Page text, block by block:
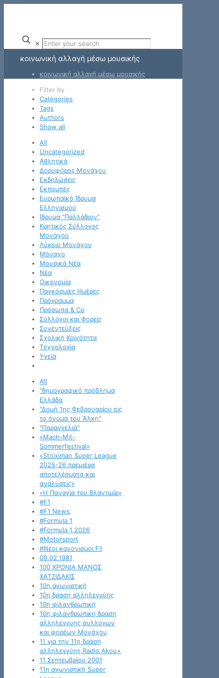
✕
κοινωνική αλλαγή μέσω μουσικής
κοινωνική αλλαγή μέσω μουσικής
Filter by
Categories
Tags
Authors
Show all
All
Uncategorized
Αθλητικά
Δορυφόρος Μονάχου
Εκδηλώσεις
Εκπομπές
Ευρωπαϊκό Ίδρυμα
Ελληνισμού
Ίδρυμα "Παλλάδιον"
Κρητικός Σύλλογος
Μονάχου
Λύκειο Μονάχου
Μόναχο
Μουσικά Νέα
Νέα
Οικονομία
Παγκόσμιες Ημέρες
Πρόγραμμα
Πρόσωπα & Co
Σύλλογοι και Φορείς
Συνεντεύξεις
Σχολική Κοινότητα
Τεχνολογία
Υγεία
All
"δημογραφικό πρόβλημα
Ελλάδα
"Δομή 1ης Φεβρουαρίου εις
το όνομα του Άλκη"
"Παραγγελιά"
«Mach-Mit-
Sommerfestival»
«Stoiximan Super League
2025-26 πρεμιέρα
αποτελέσματα και
αναλύσεις»
«Η Παναγία του Βλαντιμίρ»
#F1
#F1 News
#Formula 1
#Formula 1 2026
#Motorsport
#Νέοι κανονισμοί F1
08.02.1981
100 ΧΡΟΝΙΑ ΜΑΝΟΣ
ΧΑΤΖΙΔΑΚΙΣ
10η αγωνιστική
10η δραση αλληλεγγύης
10η φιλανθρωπική
10η φιλανθρωπικη δραση
αλληλεγγυης συλλογων
και φορέων Μονάχου
11 για την 11η δράση
αλληλεγγύης Radio Akou+
11 Σεπτεμβρίου 2001
11η αγωνιστική Super